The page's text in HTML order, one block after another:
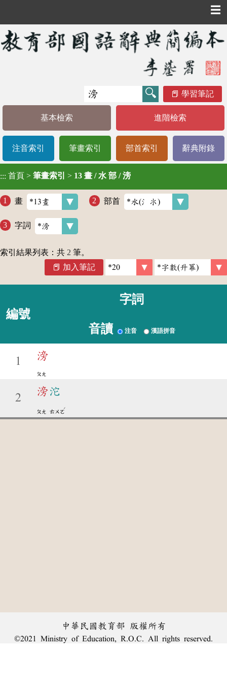
☰
學習筆記
基本檢索 進階檢索
注音索引 筆畫索引 部首索引 辭典附錄
::: 首頁 > 筆畫索引 > 13 畫 / 水 部 / 滂
畫 部首
字詞
索引結果列表：共 2 筆。
加入筆記
編號
字詞
音讀 注音 漢語拼音
1 滂
ㄆㄤ
2
滂 沱
ㄆㄤ ㄊㄨㄛ
ˊ
中華民國教育部 版權所有
©2021 Ministry of Education, R.O.C. All rights reserved.